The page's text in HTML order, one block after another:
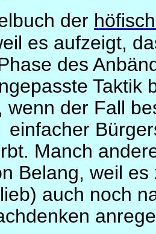
der
es aufzeigt,
des
Taktik
wenn der Fall
einfacher
Manch
Belang, weil
auch noch